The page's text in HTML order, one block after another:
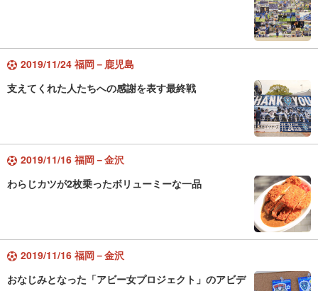
2019/11/24 福岡－鹿児島
支えてくれた人たちへの感謝を表す最終戦
2019/11/16 福岡－金沢
わらじカツが2枚乗ったボリューミーな一品
2019/11/16 福岡－金沢
おなじみとなった「アビー女プロジェクト」のアビデ